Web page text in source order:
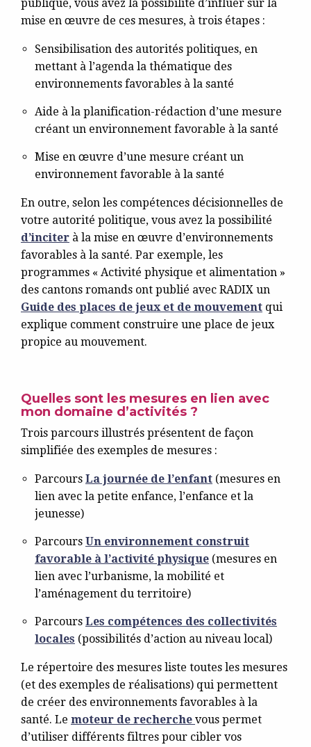
publique, vous avez la possibilité d’influer sur la
mise en œuvre de ces mesures, à trois étapes :
Sensibilisation des autorités politiques, en
mettant à l’agenda la thématique des
environnements favorables à la santé
Aide à la planification-rédaction d’une mesure
créant un environnement favorable à la santé
Mise en œuvre d’une mesure créant un
environnement favorable à la santé
En outre, selon les compétences décisionnelles de
votre autorité politique, vous avez la possibilité
d’inciter à la mise en œuvre d’environnements
favorables à la santé. Par exemple, les
programmes « Activité physique et alimentation »
des cantons romands ont publié avec RADIX un
Guide des places de jeux et de mouvement qui
explique comment construire une place de jeux
propice au mouvement.
Quelles sont les mesures en lien avec
mon domaine d’activités ?
Trois parcours illustrés présentent de façon
simplifiée des exemples de mesures :
Parcours La journée de l’enfant (mesures en
lien avec la petite enfance, l’enfance et la
jeunesse)
Parcours Un environnement construit
favorable à l’activité physique (mesures en
lien avec l’urbanisme, la mobilité et
l’aménagement du territoire)
Parcours Les compétences des collectivités
locales (possibilités d’action au niveau local)
Le répertoire des mesures liste toutes les mesures
(et des exemples de réalisations) qui permettent
de créer des environnements favorables à la
santé. Le moteur de recherche vous permet
d’utiliser différents filtres pour cibler vos